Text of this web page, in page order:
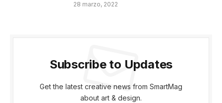
28 marzo, 2022
Subscribe to Updates
Get the latest creative news from SmartMag
about art & design.